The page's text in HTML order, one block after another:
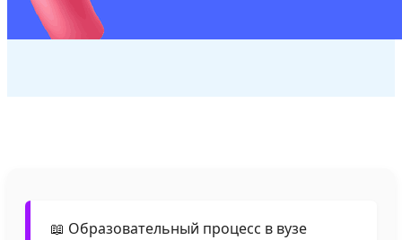
📖 Образовательный процесс в вузе